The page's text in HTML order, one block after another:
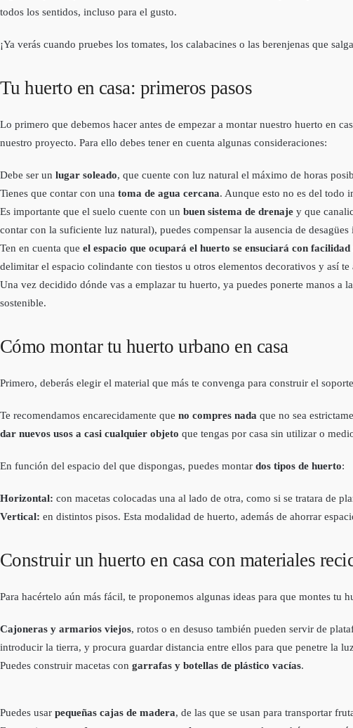
todos los sentidos, incluso para el gusto.
¡Ya verás cuando pruebes los tomates, los calabacines o las berenjenas que
Tu huerto en casa: primeros pasos
Lo primero que debemos hacer antes de empezar a montar nuestro huerto en
nuestro proyecto. Para ello debes tener en cuenta algunas consideraciones:
Debe ser un lugar soleado, que cuente con luz natural el máximo de horas
Tienes que contar con una toma de agua cercana. Aunque esto no es del todo
Es importante que el suelo cuente con un buen sistema de drenaje y que
contar con la suficiente luz natural), puedes compensar la ausencia de
Ten en cuenta que el espacio que ocupará el huerto se ensuciará con facilidad
delimitar el espacio colindante con tiestos u otros elementos decorativos y así
Una vez decidido dónde vas a emplazar tu huerto, ya puedes ponerte manos a
sostenible.
Cómo montar tu huerto urbano en casa
Primero, deberás elegir el material que más te convenga para construir el
Te recomendamos encarecidamente que no compres nada que no sea
dar nuevos usos a casi cualquier objeto que tengas por casa sin utilizar o
En función del espacio del que dispongas, puedes montar dos tipos de huerto:
Horizontal: con macetas colocadas una al lado de otra, como si se tratara de
Vertical: en distintos pisos. Esta modalidad de huerto, además de ahorrar
Construir un huerto en casa con materiales
Para hacértelo aún más fácil, te proponemos algunas ideas para que montes tu
Cajoneras y armarios viejos, rotos o en desuso también pueden servir de
introducir la tierra, y procura guardar distancia entre ellos para que penetre la
Puedes construir macetas con garrafas y botellas de plástico vacías.
Puedes usar pequeñas cajas de madera, de las que se usan para transportar